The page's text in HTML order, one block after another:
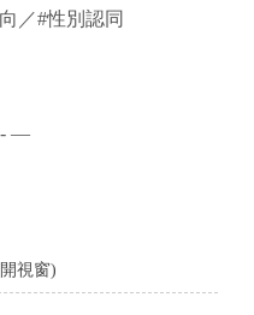
／#性別認同
—
視窗)